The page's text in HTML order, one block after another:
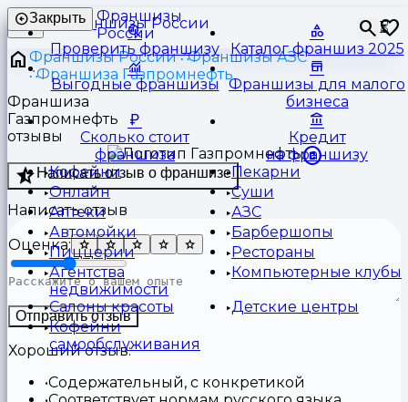
Франшизы
России
⏳
Закрыть
Проверить франшизу Каталог франшиз 2025
Выгодные франшизы
Франшизы для малого
бизнеса
Сколько стоит
франшиза
Кредит
на франшизу
Кофейни
Пекарни
Онлайн
Суши
Аптеки
АЗС
Автомойки
Барбершопы
Пиццерии
Рестораны
Агентства
недвижимости
Компьютерные клубы
Салоны красоты
Детские центры
Кофейни
самообслуживания
Франшизы России
Франшизы АЗС
Франшиза Газпромнефть
Франшиза
Газпромнефть
отзывы
Написать отзыв о франшизе
Написать отзыв
Оценка:
Отправить отзыв
Хороший отзыв:
Содержательный, с конкретикой